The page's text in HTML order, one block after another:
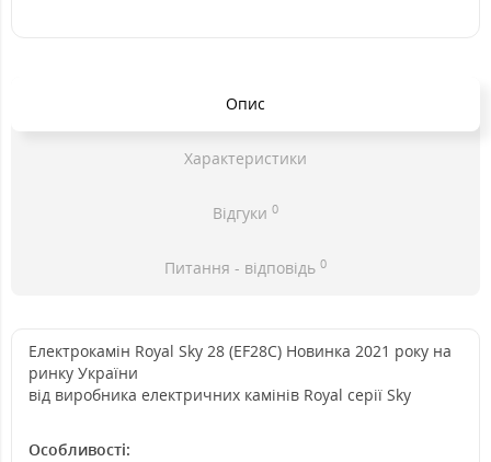
Опис
Характеристики
Відгуки 0
Питання - відповідь 0
Електрокамін Royal Sky 28 (EF28C) Новинка 2021 року на
ринку України
від виробника електричних камінів Royal серії Sky
Особливості: